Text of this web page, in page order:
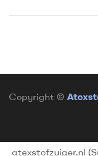
Copyright ©
atexstofzuiger.nl